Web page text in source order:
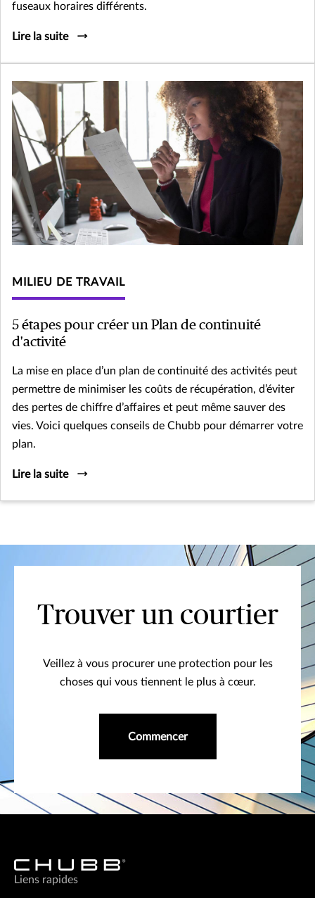
fuseaux horaires différents.
Lire la suite
MILIEU DE TRAVAIL
5 étapes pour créer un Plan de continuité
d'activité
La mise en place d’un plan de continuité des activités peut
permettre de minimiser les coûts de récupération, d’éviter
des pertes de chiffre d’affaires et peut même sauver des
vies. Voici quelques conseils de Chubb pour démarrer votre
plan.
Lire la suite
Trouver un courtier
Veillez à vous procurer une protection pour les
choses qui vous tiennent le plus à cœur.
Commencer
Liens rapides